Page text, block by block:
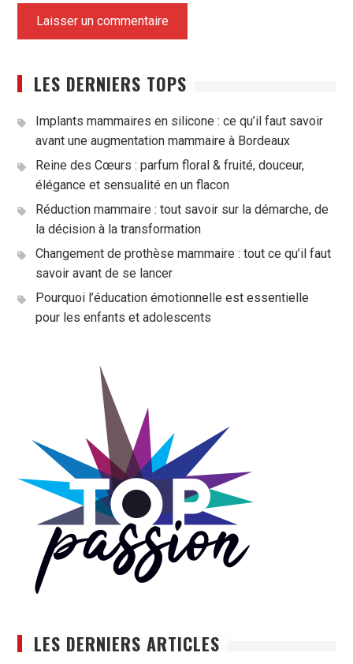
LES DERNIERS TOPS
Implants mammaires en silicone : ce qu’il faut savoir
avant une augmentation mammaire à Bordeaux
Reine des Cœurs : parfum floral & fruité, douceur,
élégance et sensualité en un flacon
Réduction mammaire : tout savoir sur la démarche, de
la décision à la transformation
Changement de prothèse mammaire : tout ce qu’il faut
savoir avant de se lancer
Pourquoi l’éducation émotionnelle est essentielle
pour les enfants et adolescents
LES DERNIERS ARTICLES